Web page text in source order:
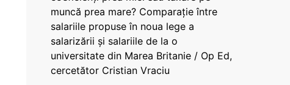
muncă prea mare? Comparație între
salariile propuse în noua lege a
salarizării și salariile de la o
universitate din Marea Britanie / Op Ed,
cercetător Cristian Vraciu